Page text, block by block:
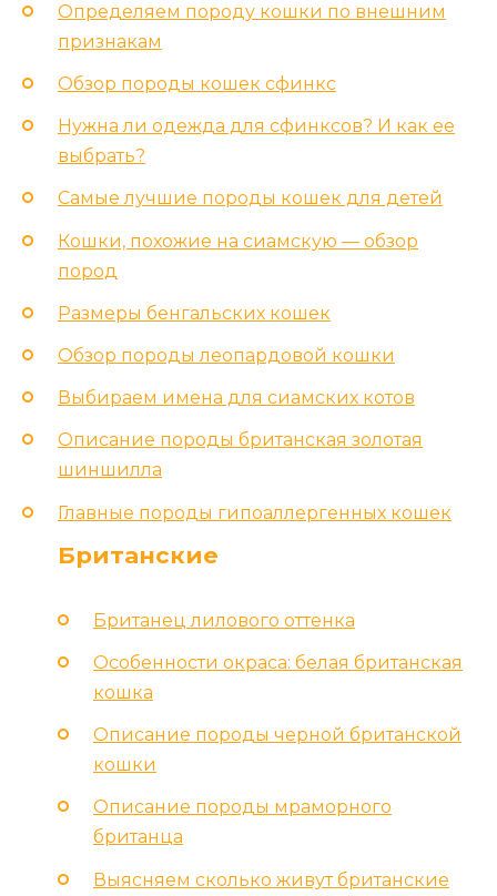
Определяем породу кошки по внешним
признакам
Обзор породы кошек сфинкс
Нужна ли одежда для сфинксов? И как ее
выбрать?
Самые лучшие породы кошек для детей
Кошки, похожие на сиамскую — обзор
пород
Размеры бенгальских кошек
Обзор породы леопардовой кошки
Выбираем имена для сиамских котов
Описание породы британская золотая
шиншилла
Главные породы гипоаллергенных кошек
Британские
Британец лилового оттенка
Особенности окраса: белая британская
кошка
Описание породы черной британской
кошки
Описание породы мраморного
британца
Выясняем сколько живут британские